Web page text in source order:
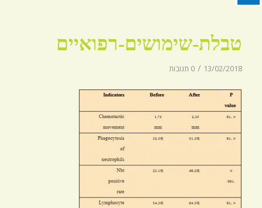
remove_circle_outline הקטנת גופן
הגדלת גופן
גופן קריא
brightness_high ניגודיות בהירה
brightness_low ניגודיות כהה
font_download סמן קישורים
טבלת-שימושים-רפואיים
13/02/2018
/ 0 תגובות